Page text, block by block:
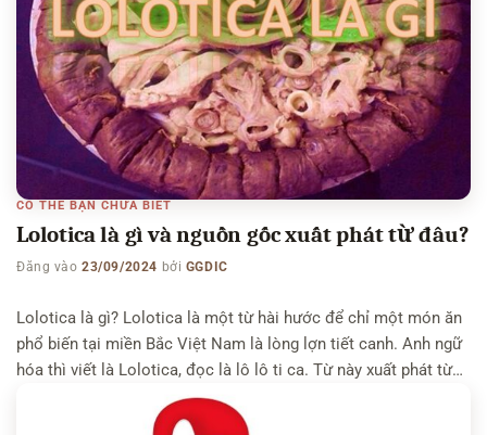
CÓ THỂ BẠN CHƯA BIẾT
Lolotica là gì và nguồn gốc xuất phát từ đâu?
Đăng vào23/09/2024 bởi GGDIC
Lolotica là gì? Lolotica là một từ hài hước để chỉ một món ăn
phổ biến tại miền Bắc Việt Nam là lòng lợn tiết canh. Anh ngữ
hóa thì viết là Lolotica, đọc là lô lô ti ca. Từ này xuất phát từ
một phim hài có sự góp mặt của diễn viên Phạm […]